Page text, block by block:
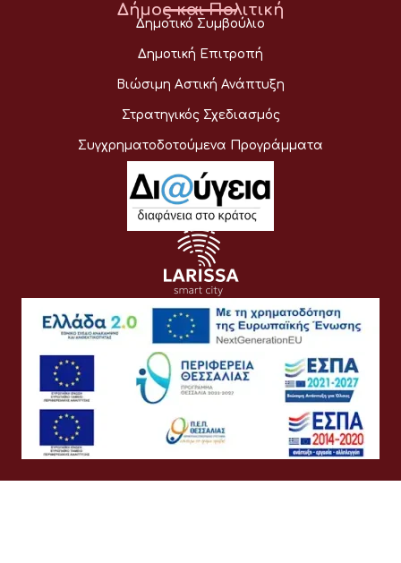
Δήμος και Πολιτική
Δημοτικό Συμβούλιο
Δημοτική Επιτροπή
Βιώσιμη Αστική Ανάπτυξη
Στρατηγικός Σχεδιασμός
Συγχρηματοδοτούμενα Προγράμματα